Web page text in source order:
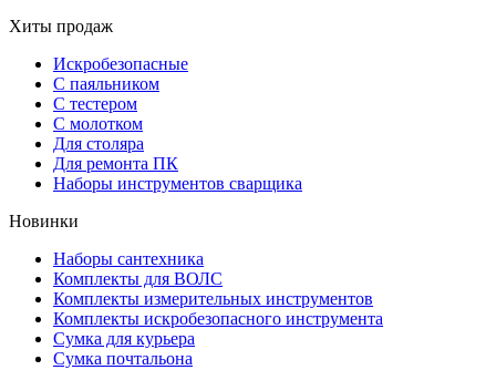
Хиты продаж
Искробезопасные
С паяльником
С тестером
С молотком
Для столяра
Для ремонта ПК
Наборы инструментов сварщика
Новинки
Наборы сантехника
Комплекты для ВОЛС
Комплекты измерительных инструментов
Комплекты искробезопасного инструмента
Сумка для курьера
Сумка почтальона